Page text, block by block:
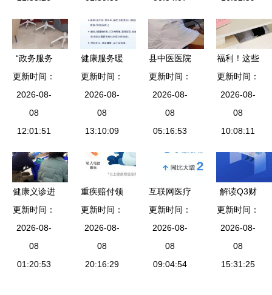
新高地
“政务服务
+金融”激荡
发展新动力
——西安国
际港务区金
正式启用，
健康咨询服
务同步上线
更新时间：
2026-08-
08
12:01:51
健康服务暖
人心 四团
镇欣悦居委
携手上海壹
博医院举办
咨询活动预
告
更新时间：
2026-08-
08
13:10:09
县中医医院
借“夏日健
康知识进万
家”宣传服
务活动普及
更新时间：
2026-08-
08
05:16:53
福利！这些
人专属！健
康咨询服务
开启
更新时间：
2026-08-
08
10:08:11
健康义诊进
社区 服务
居民零距离
更新时间：
2026-08-
08
01:20:53
重疾赔付领
跑者 同方
全球凡尔赛
1号PLUS重
疾险深度评
更新时间：
2026-08-
08
20:16:29
互联网医疗
健康的最短
路径与未来
可能
更新时间：
2026-08-
08
09:04:54
解读Q3财
报 从健康
业务看服务
化提速与健
康咨询服务
更新时间：
2026-08-
08
15:31:25